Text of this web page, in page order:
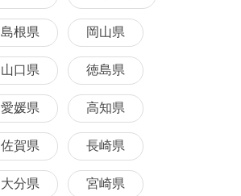
島根県 岡山県
山口県 徳島県
愛媛県 高知県
佐賀県 長崎県
大分県 宮崎県